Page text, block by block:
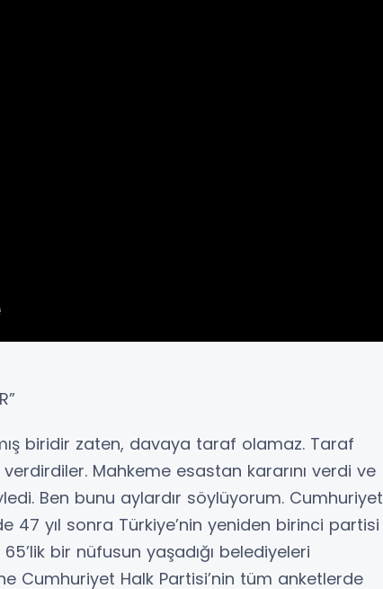
biridir zaten, davaya taraf olamaz. Taraf
Mahkeme esastan kararını verdi ve
Ben bunu aylardır söylüyorum. Cumhuriyet
47 yıl sonra Türkiye’nin yeniden birinci partisi
bir nüfusun yaşadığı belediyeleri
Cumhuriyet Halk Partisi’nin tüm anketlerde